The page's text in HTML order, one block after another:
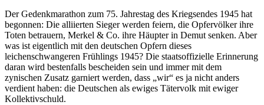
Der Gedenkmarathon zum 75. Jahrestag des Kriegsendes 1945 hat
begonnen: Die alliierten Sieger werden feiern, die Opfervölker ihre
Toten betrauern, Merkel & Co. ihre Häupter in Demut senken. Aber
was ist eigentlich mit den deutschen Opfern dieses
leichenschwangeren Frühlings 1945? Die staatsoffizielle Erinnerung
daran wird bestenfalls bescheiden sein und immer mit dem
zynischen Zusatz garniert werden, dass „wir“ es ja nicht anders
verdient haben: die Deutschen als ewiges Tätervolk mit ewiger
Kollektivschuld.